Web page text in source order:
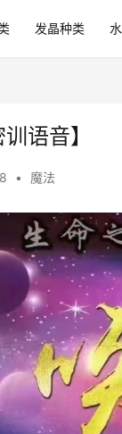
发晶种类
语音】
• 魔法